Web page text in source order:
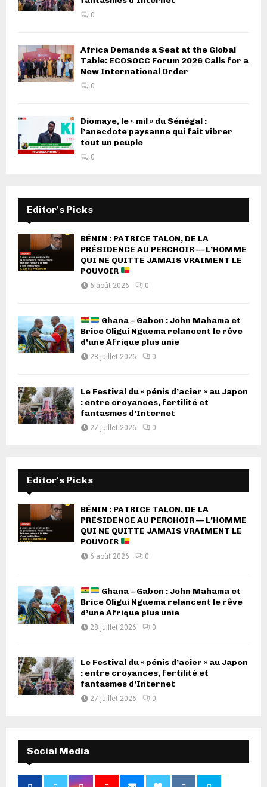
0
Africa Demands a Seat at the Global
Table: ECOSOCC Forum 2026 Calls for a
New International Order
0
Diomaye, le « mil » du Sénégal :
l’anecdote paysanne qui fait vibrer
tout un peuple
0
Editor's Picks
BÉNIN : PATRICE TALON, DE LA
PRÉSIDENCE AU PERCHOIR — L’HOMME
QUI NE QUITTE JAMAIS VRAIMENT LE
POUVOIR
6 août 2026 0
Ghana – Gabon : John Mahama et
Brice Oligui Nguema relancent le rêve
d’une Afrique plus unie
28 juillet 2026 0
Le Festival du « pénis d’acier » au Japon
: entre croyances, fertilité et
fantasmes d’Internet
27 juillet 2026 0
Editor's Picks
BÉNIN : PATRICE TALON, DE LA
PRÉSIDENCE AU PERCHOIR — L’HOMME
QUI NE QUITTE JAMAIS VRAIMENT LE
POUVOIR
6 août 2026 0
Ghana – Gabon : John Mahama et
Brice Oligui Nguema relancent le rêve
d’une Afrique plus unie
28 juillet 2026 0
Le Festival du « pénis d’acier » au Japon
: entre croyances, fertilité et
fantasmes d’Internet
27 juillet 2026 0
Social Media